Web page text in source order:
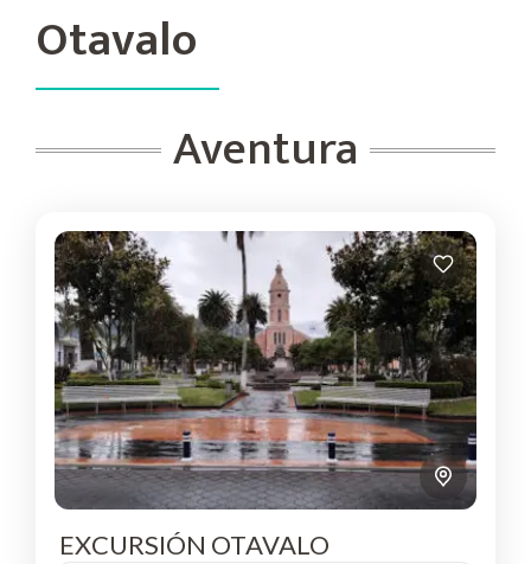
Otavalo
Aventura
EXCURSIÓN OTAVALO